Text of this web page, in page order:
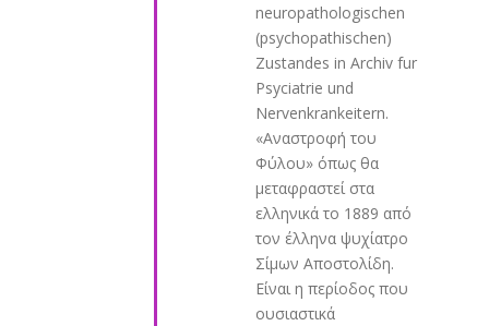
neuropathologischen
(psychopathischen)
Zustandes in Archiv fur
Psyciatrie und
Nervenkrankeitern.
«Αναστροφή του
Φύλου» όπως θα
μεταφραστεί στα
ελληνικά το 1889 από
τον έλληνα ψυχίατρο
Σίμων Αποστολίδη.
Είναι η περίοδος που
ουσιαστικά